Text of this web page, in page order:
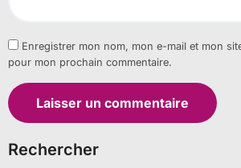
Enregistrer mon nom, mon e-mail et mon
pour mon prochain commentaire.
Rechercher